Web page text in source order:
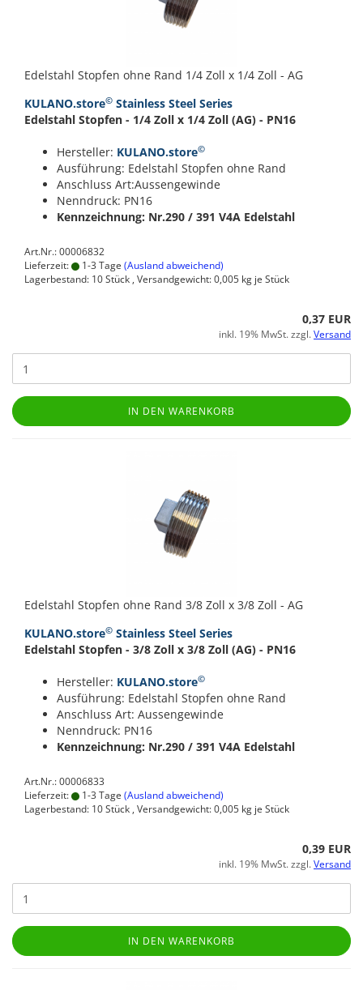
Edelstahl Stopfen ohne Rand 1/4 Zoll x 1/4 Zoll - AG
KULANO.store© Stainless Steel Series
Edelstahl Stopfen - 1/4 Zoll x 1/4 Zoll (AG) - PN16
Hersteller: KULANO.store©
Ausführung: Edelstahl Stopfen ohne Rand
Anschluss Art:Aussengewinde
Nenndruck: PN16
Kennzeichnung: Nr.290 / 391 V4A Edelstahl
Art.Nr.: 00006832
Lieferzeit:
1-3 Tage (Ausland abweichend)
Lagerbestand: 10 Stück , Versandgewicht:0,005 kg je Stück
0,37 EUR
inkl. 19% MwSt. zzgl.Versand
IN DEN WARENKORB
Edelstahl Stopfen ohne Rand 3/8 Zoll x 3/8 Zoll - AG
KULANO.store© Stainless Steel Series
Edelstahl Stopfen - 3/8 Zoll x 3/8 Zoll (AG) - PN16
Hersteller: KULANO.store©
Ausführung: Edelstahl Stopfen ohne Rand
Anschluss Art: Aussengewinde
Nenndruck: PN16
Kennzeichnung: Nr.290 / 391 V4A Edelstahl
Art.Nr.: 00006833
Lieferzeit:
1-3 Tage (Ausland abweichend)
Lagerbestand: 10 Stück , Versandgewicht:0,005 kg je Stück
0,39 EUR
inkl. 19% MwSt. zzgl.Versand
IN DEN WARENKORB